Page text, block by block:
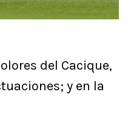
del Cacique,
y en la